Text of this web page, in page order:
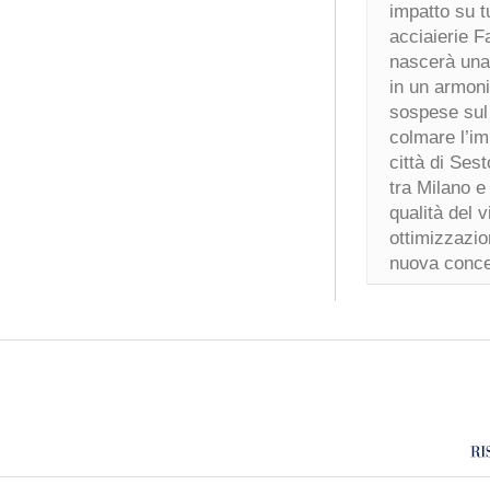
impatto su
acciaierie
nascerà
in un
sospese
colmare
città di
tra Milano
qualità del
nuova